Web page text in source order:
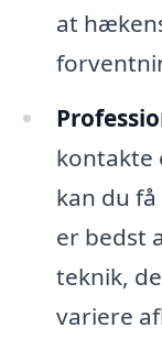
at
kontakte
kan du
er bedst
teknik,
variere